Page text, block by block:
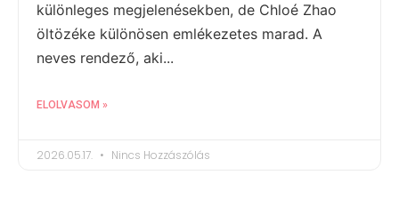
különleges megjelenésekben, de Chloé Zhao
öltözéke különösen emlékezetes marad. A
neves rendező, aki...
ELOLVASOM »
2026.05.17. Nincs Hozzászólás